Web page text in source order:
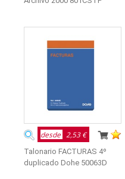
desde 2,53 €
Talonario FACTURAS 4º
duplicado Dohe 50063D